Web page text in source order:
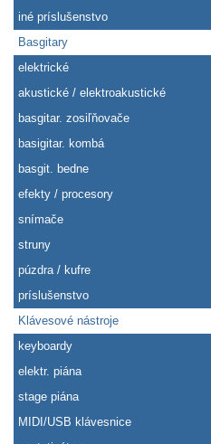
iné príslušenstvo
Basgitary
elektrické
akustické / elektroakustické
basgitar. zosiľňovače
basigitar. kombá
basgit. bedne
efekty / procesory
snímače
struny
púzdra / kufre
príslušenstvo
Klávesové nástroje
keyboardy
elektr. piána
stage piána
MIDI/USB klávesnice